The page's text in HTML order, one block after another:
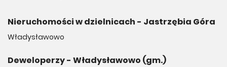
Nieruchomości w dzielnicach - Jastrzębia Góra
Władysławowo
Deweloperzy - Władysławowo (gm.)